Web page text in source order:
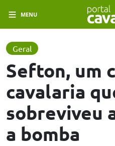
MENU
Geral
Sefton, um
cavalaria
sobreviveu
a bomba